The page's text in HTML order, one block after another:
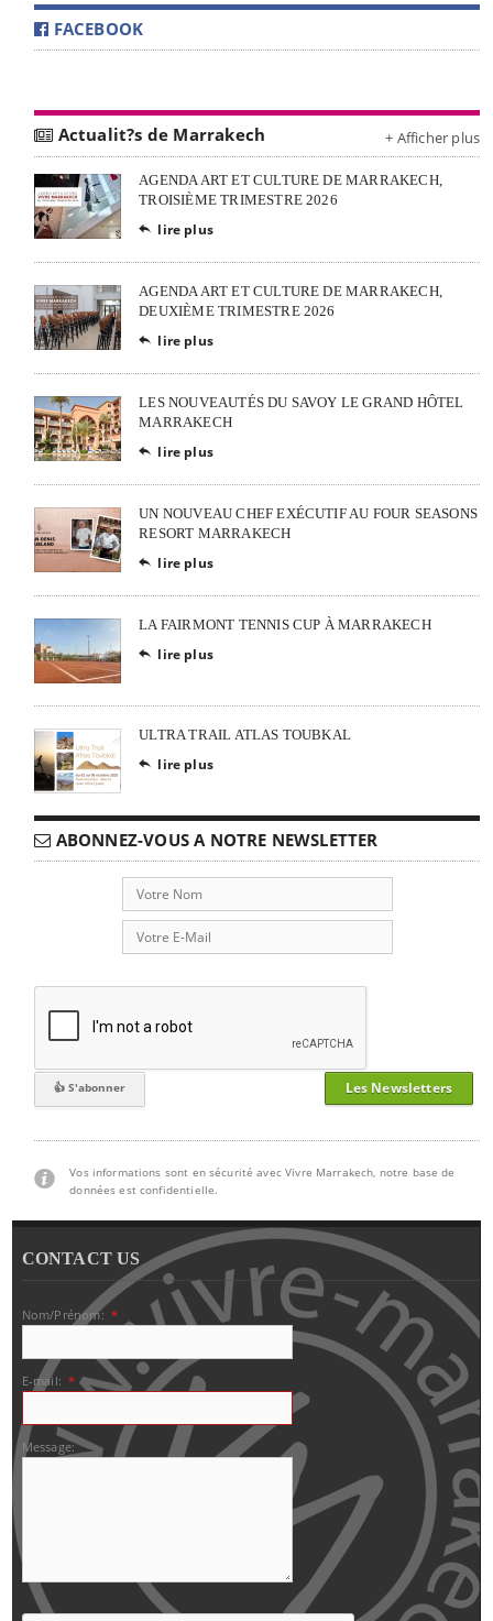
FACEBOOK
Actualit?s de Marrakech + Afficher plus
AGENDA ART ET CULTURE DE MARRAKECH,
TROISIÈME TRIMESTRE 2026
 lire plus
AGENDA ART ET CULTURE DE MARRAKECH,
DEUXIÈME TRIMESTRE 2026
 lire plus
LES NOUVEAUTÉS DU SAVOY LE GRAND HÔTEL
MARRAKECH
 lire plus
UN NOUVEAU CHEF EXÉCUTIF AU FOUR SEASONS
RESORT MARRAKECH
 lire plus
LA FAIRMONT TENNIS CUP À MARRAKECH
 lire plus
ULTRA TRAIL ATLAS TOUBKAL
 lire plus
ABONNEZ-VOUS A NOTRE NEWSLETTER
Les Newsletters
Vos informations sont en sécurité avec Vivre Marrakech, notre base de
données est confidentielle.
CONTACT US
Nom/Prénom: *
E-mail: *
Message: